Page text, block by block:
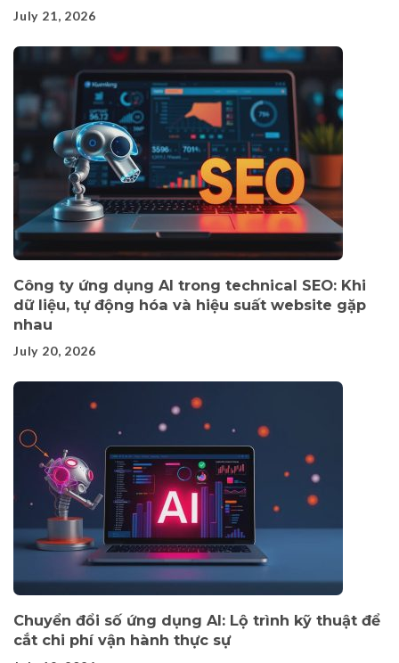
July 21, 2026
Công ty ứng dụng AI trong technical SEO: Khi
dữ liệu, tự động hóa và hiệu suất website gặp
nhau
July 20, 2026
Chuyển đổi số ứng dụng AI: Lộ trình kỹ thuật để
cắt chi phí vận hành thực sự